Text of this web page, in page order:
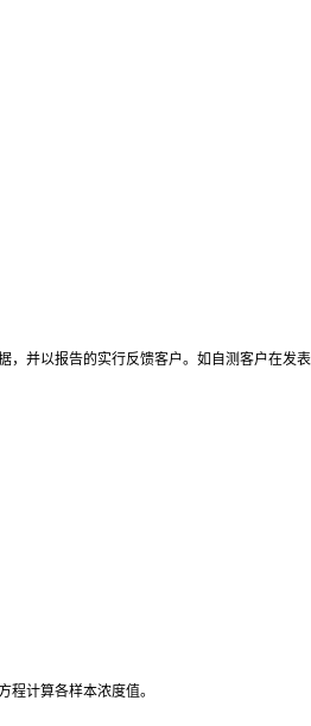
并以报告的实行反馈客户。如自测客户在发
计算各样本浓度值。